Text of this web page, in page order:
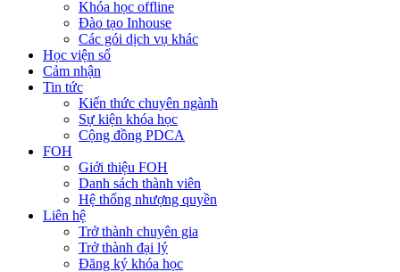
Khóa học offline
Đào tạo Inhouse
Các gói dịch vụ khác
Học viện số
Cảm nhận
Tin tức
Kiến thức chuyên ngành
Sự kiện khóa học
Cộng đồng PDCA
FOH
Giới thiệu FOH
Danh sách thành viên
Hệ thống nhượng quyền
Liên hệ
Trở thành chuyên gia
Trở thành đại lý
Đăng ký khóa học